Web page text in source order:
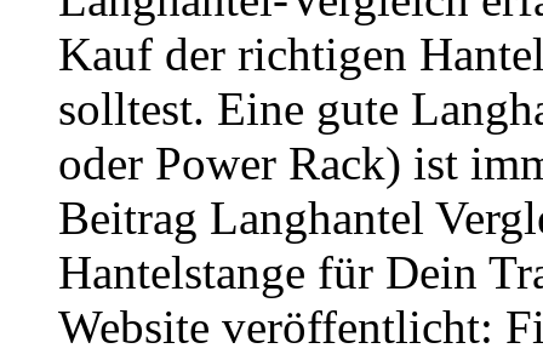
Kauf der richtigen
solltest. Eine gute
oder Power Rack) ist
Beitrag Langhantel
Hantelstange für Dein
Website veröffentlicht: